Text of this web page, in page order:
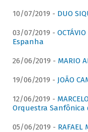
10/07/2019 - DUO
03/07/2019 -
Espanha
26/06/2019 - MARIO
19/06/2019 - JOÃO
12/06/2019 -
Orquestra Sanfônica
05/06/2019 -